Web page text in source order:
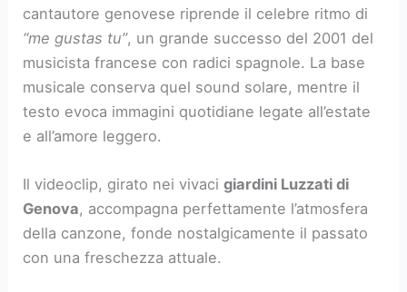
cantautore genovese riprende il celebre ritmo di
“me gustas tu”, un grande successo del 2001 del
musicista francese con radici spagnole. La base
musicale conserva quel sound solare, mentre il
testo evoca immagini quotidiane legate all’estate
e all’amore leggero.
Il videoclip, girato nei vivacigiardini Luzzati di
Genova, accompagna perfettamente l’atmosfera
della canzone, fonde nostalgicamente il passato
con una freschezza attuale.